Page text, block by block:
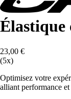
Élastique
23,00 €
(5x)
Optimisez votre
alliant performance